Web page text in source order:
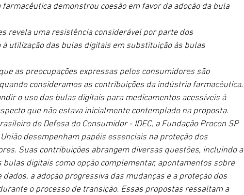
demonstrou coesão em favor da adoção da bula
revela uma resistência considerável por parte dos
utilização das bulas digitais em substituição às bulas
as preocupações expressas pelos consumidores são
consideramos as contribuições da indústria farmacêutica.
o uso das bulas digitais para medicamentos acessíveis à
que não estava inicialmente contemplado na proposta.
de Defesa do Consumidor - IDEC, a Fundação Procon SP
desempenham papéis essenciais na proteção dos
Suas contribuições abrangem diversas questões, incluindo a
bulas digitais como opção complementar, apontamentos sobre
a adoção progressiva das mudanças e a proteção dos
o processo de transição. Essas propostas ressaltam a